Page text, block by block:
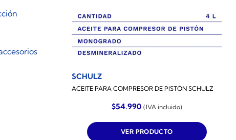
SCHULZ
ACEITE PARA COMPRESOR DE PISTÓN SCHULZ
$54.990 (IVA incluido)
VER PRODUCTO